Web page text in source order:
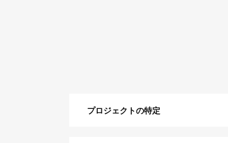
プロジェクトの特定